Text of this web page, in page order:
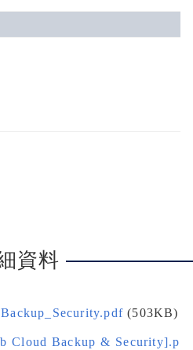
資料
(503KB)
Cloud Backup & Security].p